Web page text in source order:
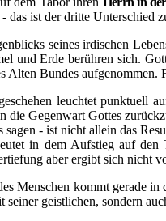
das ist der dritte Unter­schied
seines irdischen
und Erde berühren sich.
Alten Bundes
leuchtet punktuell
die Gegenwart Gottes
- ist nicht allein das
in dem Aufstieg auf den
aber ergibt sich nicht
Menschen kommt gerade
seiner geistlichen, sondern